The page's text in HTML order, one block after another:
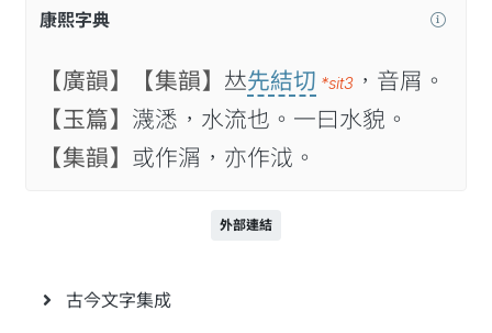
康熙字典
【廣韻】 【集韻】 𠀤先結切 *sit3 ，音屑。
【玉篇】 瀎㴽，水流也。一曰水貌。
【集韻】 或作㴮，亦作泧。
外部連結
古今文字集成